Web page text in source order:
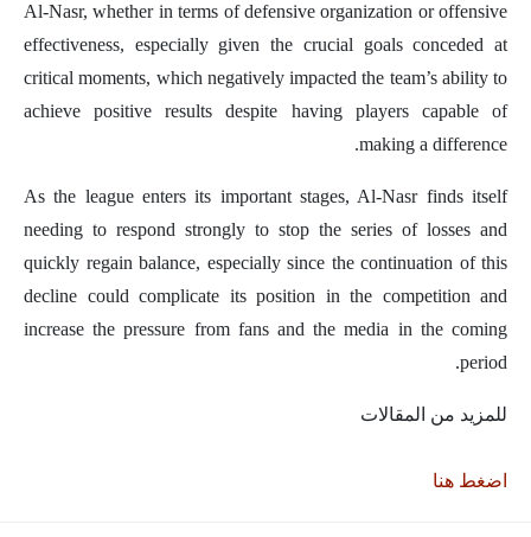
Al-Nasr, whether in terms of defensive organization or offensive
effectiveness, especially given the crucial goals conceded at
critical moments, which negatively impacted the team’s ability to
achieve positive results despite having players capable of
making a difference.
As the league enters its important stages, Al-Nasr finds itself
needing to respond strongly to stop the series of losses and
quickly regain balance, especially since the continuation of this
decline could complicate its position in the competition and
increase the pressure from fans and the media in the coming
period.
للمزيد من المقالات
اضغط هنا